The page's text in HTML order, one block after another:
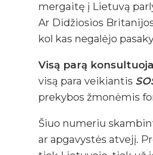
mergaitę į Lietuvą
Ar Didžiosios
kol kas negalėjo
Visą parą
visą para veikiantis
prekybos žmonėmis
Šiuo numeriu
ar apgavystės atvejį.